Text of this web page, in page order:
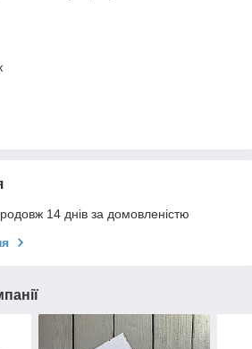
14 днів за домовленістю